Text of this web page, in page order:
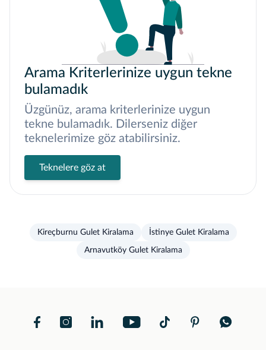
Arama Kriterlerinize uygun tekne
bulamadık
Üzgünüz, arama kriterlerinize uygun
tekne bulamadık. Dilerseniz diğer
teknelerimize göz atabilirsiniz.
Teknelere göz at
Kireçburnu Gulet Kiralama İstinye Gulet Kiralama
Arnavutköy Gulet Kiralama